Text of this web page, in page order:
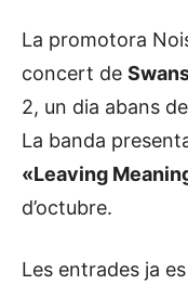
La promotora
concert de
2, un dia abans
La banda
«Leaving
d’octubre.
Les entrades ja